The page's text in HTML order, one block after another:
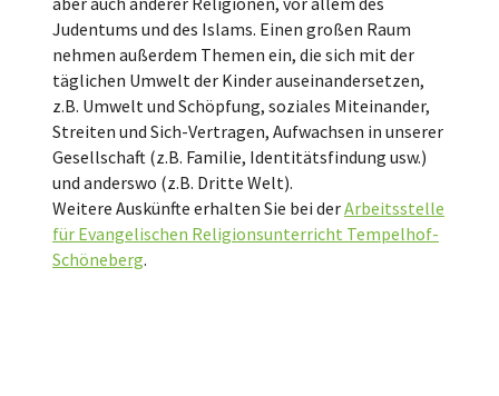
Judentums und des Islams. Einen großen Raum
nehmen außerdem Themen ein, die sich mit der
täglichen Umwelt der Kinder auseinandersetzen,
z.B. Umwelt und Schöpfung, soziales Miteinander,
Streiten und Sich-Vertragen, Aufwachsen in unserer
Gesellschaft (z.B. Familie, Identitätsfindung usw.)
und anderswo (z.B. Dritte Welt).
Weitere Auskünfte erhalten Sie bei derArbeitsstelle
für Evangelischen Religionsunterricht Tempelhof-
Schöneberg.